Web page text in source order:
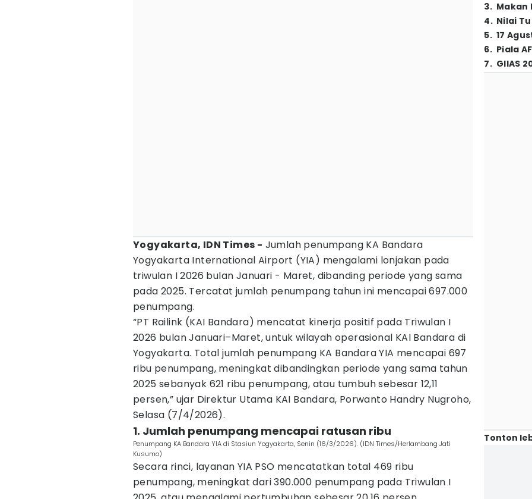
Yogyakarta, IDN Times - Jumlah penumpang KA Bandara
Yogyakarta International Airport (YIA) mengalami lonjakan pada
triwulan I 2026 bulan Januari - Maret, dibanding periode yang sama
pada 2025. Tercatat jumlah penumpang tahun ini mencapai 697.000
penumpang.
“PT Railink (KAI Bandara) mencatat kinerja positif pada Triwulan I
2026 bulan Januari–Maret, untuk wilayah operasional KAI Bandara di
Yogyakarta. Total jumlah penumpang KA Bandara YIA mencapai 697
ribu penumpang, meningkat dibandingkan periode yang sama tahun
2025 sebanyak 621 ribu penumpang, atau tumbuh sebesar 12,11
persen,” ujar Direktur Utama KAI Bandara, Porwanto Handry Nugroho,
Selasa (7/4/2026).
1. Jumlah penumpang mencapai ratusan ribu
Penumpang KA Bandara YIA di Stasiun Yogyakarta, Senin (16/3/2026). (IDN Times/Herlambang Jati
Kusumo)
Secara rinci, layanan YIA PSO mencatatkan total 469 ribu
penumpang, meningkat dari 390.000 penumpang pada Triwulan I
3. Makan
4. Nilai
5. 17
6. Piala
7. GIIAS
Tonton